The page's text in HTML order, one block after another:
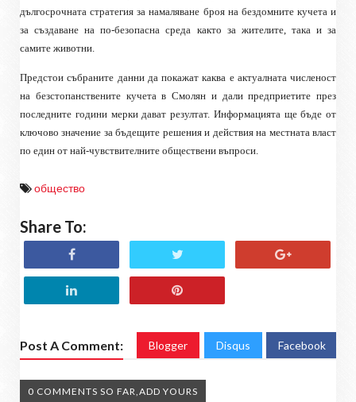
дългосрочната стратегия за намаляване броя на бездомните кучета и
за създаване на по-безопасна среда както за жителите, така и за
самите животни.
Предстои събраните данни да покажат каква е актуалната численост
на безстопанствените кучета в Смолян и дали предприетите през
последните години мерки дават резултат. Информацията ще бъде от
ключово значение за бъдещите решения и действия на местната власт
по един от най-чувствителните обществени въпроси.
общество
Share To:
Post A Comment: Blogger Disqus Facebook
0 COMMENTS SO FAR,ADD YOURS